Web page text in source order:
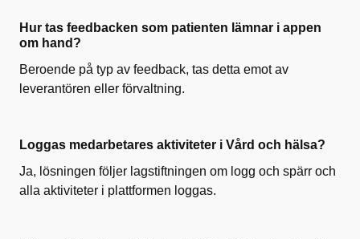
Hur tas feedbacken som patienten lämnar i appen
om hand?
Beroende på typ av feedback, tas detta emot av
leverantören eller förvaltning.
Loggas medarbetares aktiviteter i Vård och hälsa?
Ja, l ösningen följer lagstiftningen om logg och spärr och
alla aktiviteter i plattformen loggas.